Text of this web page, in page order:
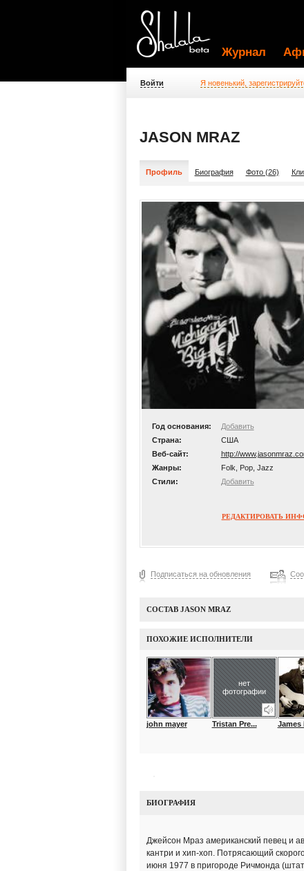
Журнал
Войти Я новенький,
JASON MRAZ
Профиль Биография Фото (26)
Год основания:
Добавить
Страна:
США
Веб-сайт:
http://
Жанры:
Folk, Pop, Jazz
Стили:
Добавить
РЕДАКТИРОВАТЬ
Подписаться на обновления
СОСТАВ JASON MRAZ
ПОХОЖИЕ ИСПОЛНИТЕЛИ
john mayer
нет
фотографии
Tristan Pre... James
БИОГРАФИЯ
Джейсон Мраз американский певец и
кантри и хип-хоп. Потрясающий
июня 1977 в пригороде Ричмонда